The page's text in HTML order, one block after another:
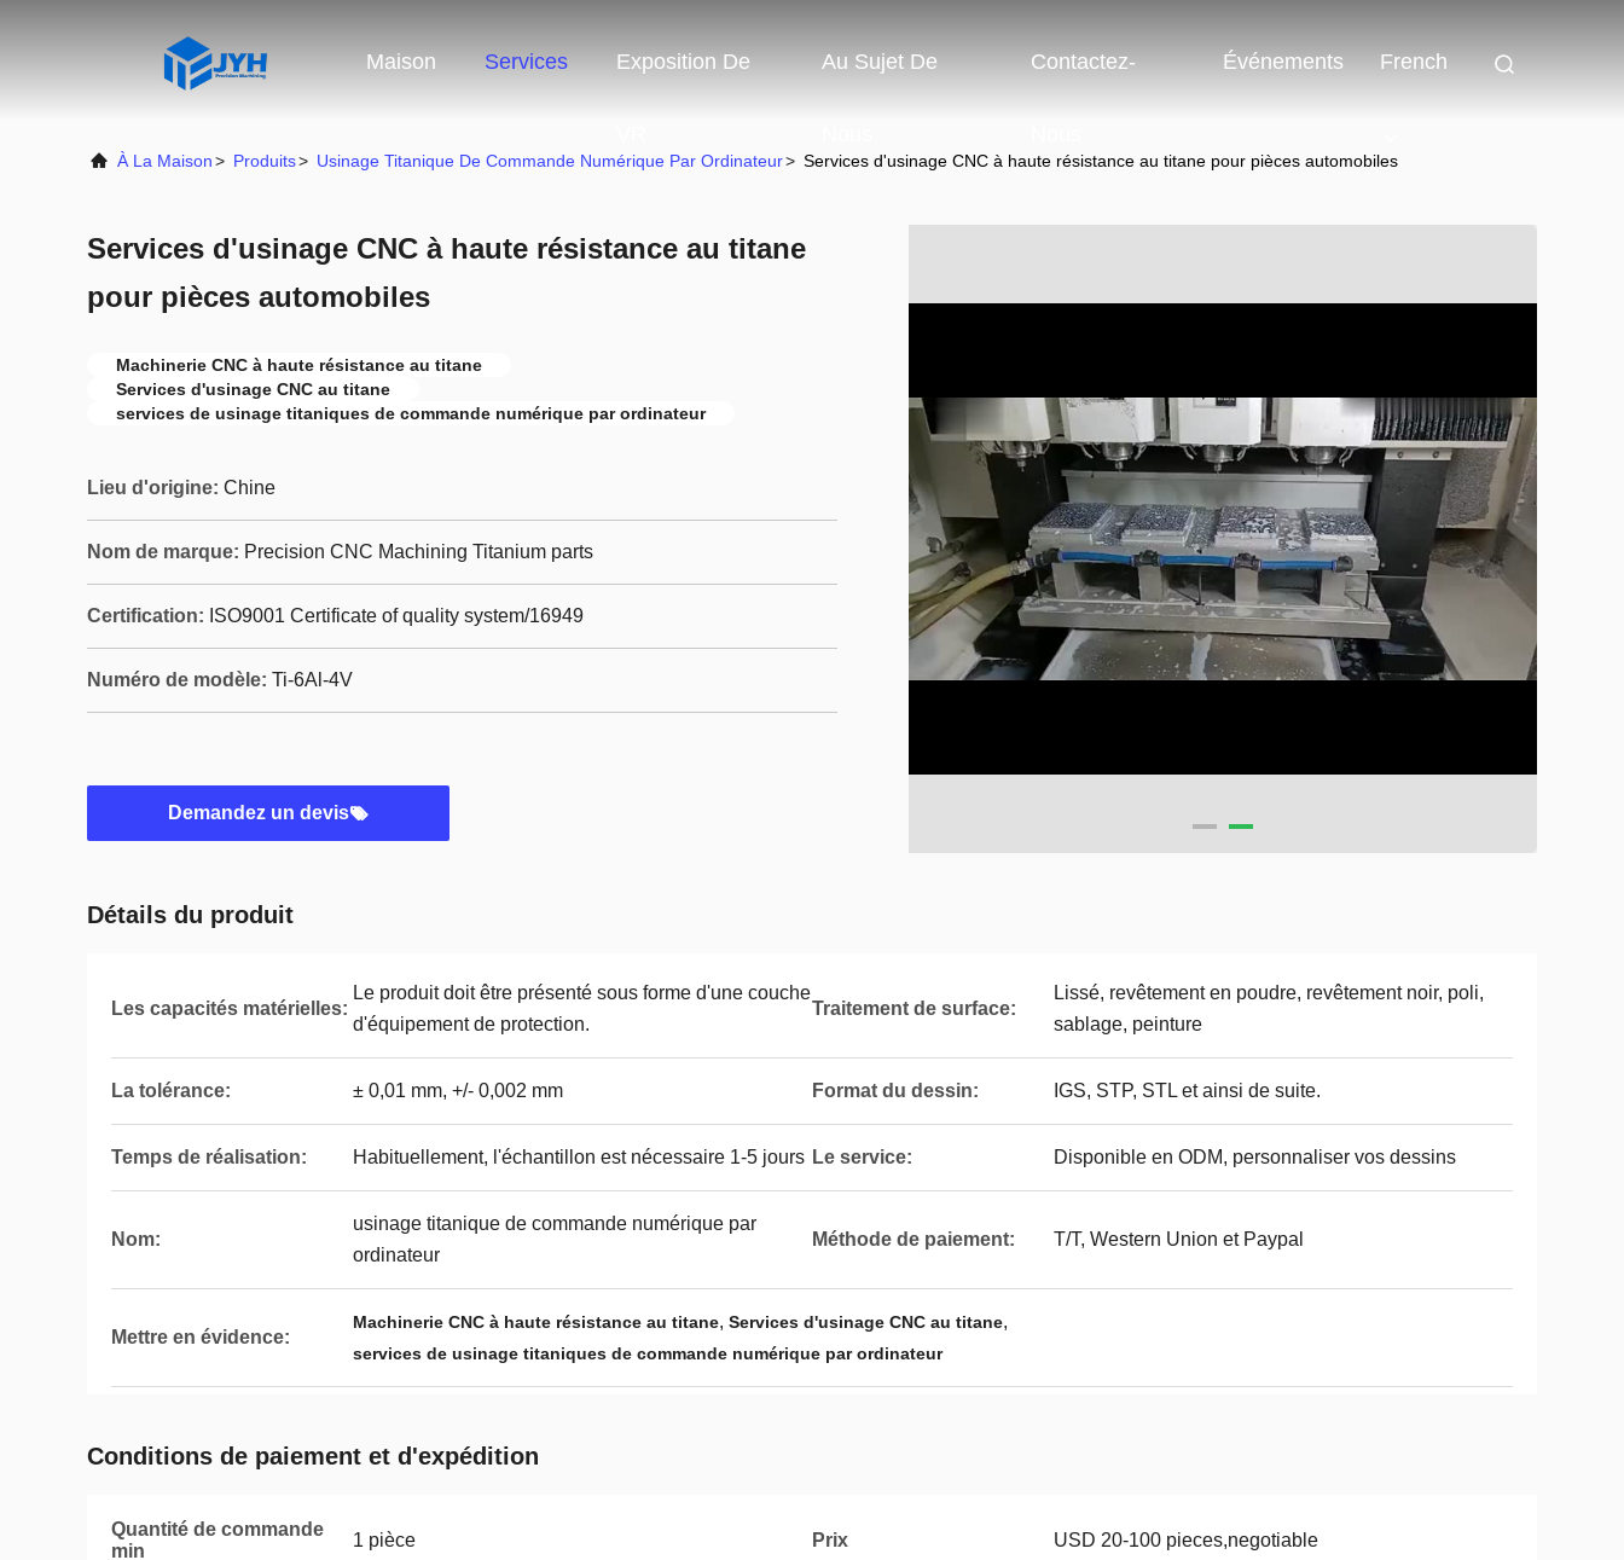
Maison Services Exposition De Au Sujet De Contactez- Événements French
À La Maison> Produits> Usinage Titanique De Commande Numérique Par Ordinateur> Services d'usinage CNC à haute résistance au titane pour pièces automobiles
Services d'usinage CNC à haute résistance au titane
pour pièces automobiles
Machinerie CNC à haute résistance au titane
Services d'usinage CNC au titane
services de usinage titaniques de commande numérique par ordinateur
Lieu d'origine: Chine
Nom de marque: Precision CNC Machining Titanium parts
Certification: ISO9001 Certificate of quality system/16949
Numéro de modèle: Ti-6Al-4V
Demandez un devis
Détails du produit
Les capacités matérielles:
Le produit doit être présenté sous forme d'une couche
d'équipement de protection.
Traitement de surface:
Lissé, revêtement en poudre, revêtement noir, poli,
sablage, peinture
La tolérance: ± 0,01 mm, +/- 0,002 mm Format du dessin: IGS, STP, STL et ainsi de suite.
Temps de réalisation: Habituellement, l'échantillon est nécessaire 1-5 jours Le service: Disponible en ODM, personnaliser vos dessins
Nom:
usinage titanique de commande numérique par
ordinateur
Méthode de paiement: T/T, Western Union et Paypal
Mettre en évidence:
Machinerie CNC à haute résistance au titane, Services d'usinage CNC au titane,
services de usinage titaniques de commande numérique par ordinateur
Conditions de paiement et d'expédition
Quantité de commande
min
1 pièce Prix USD 20-100 pieces,negotiable